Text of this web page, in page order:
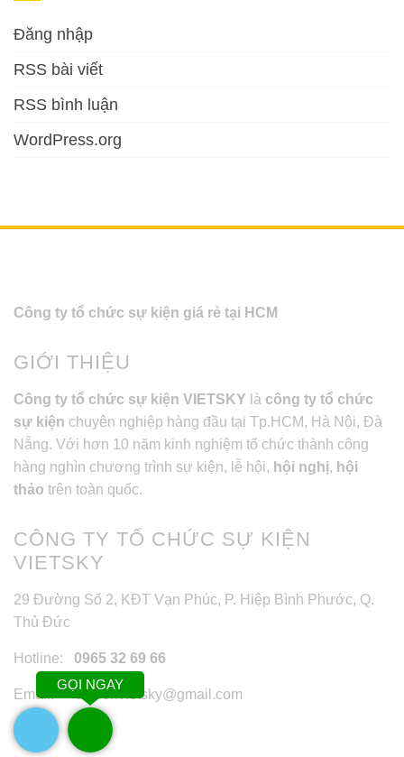
Đăng nhập
RSS bài viết
RSS bình luận
WordPress.org
Công ty tổ chức sự kiện giá rẻ tại HCM
GIỚI THIỆU
Công ty tổ chức sự kiện VIETSKY là công ty tổ chức
sự kiện chuyên nghiệp hàng đầu tại Tp.HCM, Hà Nội, Đà
Nẵng. Với hơn 10 năm kinh nghiệm tổ chức thành công
hàng nghìn chương trình sự kiện, lễ hội, hội nghị, hội
thảo trên toàn quốc.
CÔNG TY TỔ CHỨC SỰ KIỆN
VIETSKY
29 Đường Số 2, KĐT Vạn Phúc, P. Hiệp Bình Phước, Q.
Thủ Đức
Hotline: 0965 32 69 66
Email: sukienvietsky@gmail.com
GỌI NGAY